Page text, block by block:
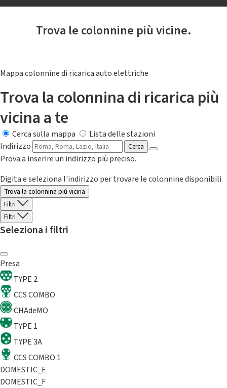
Trova le colonnine più vicine.
Mappa colonnine di ricarica auto elettriche
Trova la colonnina di ricarica più
vicina a te
Cerca sulla mappa
Lista delle stazioni
Indirizzo
Cerca
Prova a inserire un indirizzo più preciso.
Digita e seleziona l'indirizzo per trovare le colonnine disponibili
Trova la colonnina piú vicina
Filtri
Filtri
Seleziona i filtri
Presa
TYPE 2
CCS COMBO
CHAdeMO
TYPE 1
TYPE 3A
CCS COMBO 1
DOMESTIC_E
DOMESTIC_F